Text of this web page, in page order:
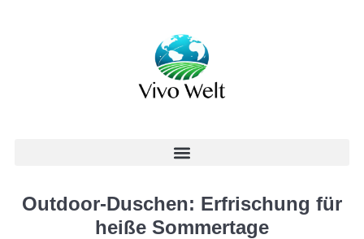
Outdoor-Duschen: Erfrischung für
heiße Sommertage